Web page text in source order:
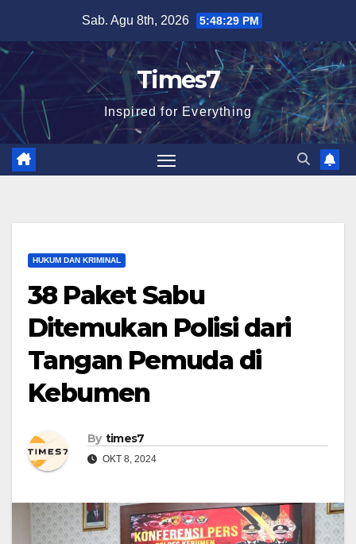
content
Sab. Agu 8th, 2026 5:48:30 PM
Times7
Inspired for Everything
HUKUM DAN KRIMINAL
38 Paket Sabu
Ditemukan Polisi dari
Tangan Pemuda di
Kebumen
By times7
OKT 8, 2024